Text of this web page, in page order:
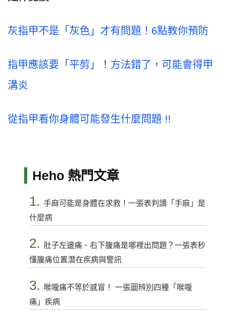
灰指甲不是「灰色」才有問題！6點教你預防
指甲應該要「平剪」！方法錯了，可能會得甲
溝炎
從指甲看你身體可能發生什麼問題 !!
Heho 熱門文章
1. 手麻可能是身體在求救！一張表判讀「手麻」是
什麼病
2. 肚子左邊痛、右下腹痛是哪裡出問題？一張表秒
懂腹痛位置潛在疾病與警訊
3.
喉嚨痛不等於感冒！ 一張圖辨別四種「喉嚨
痛」疾病